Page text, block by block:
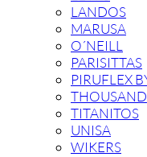
LANDOS
MARUSA
O´NEILL
PARISITTAS
PIRUFLEX
THOUSAND
TITANITOS
UNISA
WIKERS